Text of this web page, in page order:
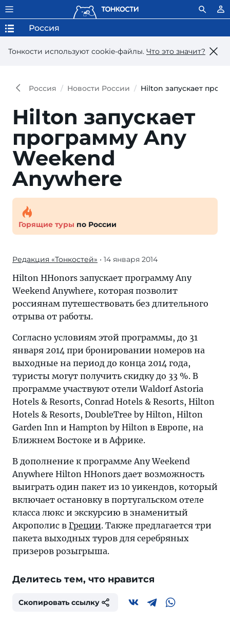
Тонкости используют сookie-файлы. Что это значит?
Россия
Россия Новости России Hilton запускает
Hilton запускает
программу Any
Weekend
Anywhere
Горящие туры по России
Редакция «Тонкостей» • 14 января 2014
Hilton HHonors запускает программу Any
Weekend Anywhere, которая позволит
россиянам путешествовать без длительного
отрыва от работы.
Согласно условиям этой программы, до 31
января 2014 при бронировании номеров на
выходные на период до конца 2014 года,
туристы могут получить скидку до 33 %. В
программе участвуют отели Waldorf Astoria
Hotels & Resorts, Conrad Hotels & Resorts, Hilton
Hotels & Resorts, DoubleTree by Hilton, Hilton
Garden Inn и Hampton by Hilton в Европе, на
Ближнем Востоке и в Африке.
В дополнение к программе Any Weekend
Anywhere Hilton HHonors дает возможность
выиграть один пакет из 10 уикендов, который
включает остановку в португальском отеле
класса люкс и экскурсию в знаменитый
Акрополис в Греции. Также предлагается три
пакета выходных туров для серебряных
призеров розыгрыша.
Делитесь тем, что нравится
Скопировать ссылку